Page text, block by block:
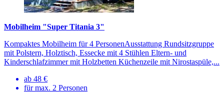
Mobilheim "Super Titania 3"
Kompaktes Mobilheim für 4 PersonenAusstattung Rundsitzgruppe
mit Polstern, Holztisch, Essecke mit 4 Stühlen Eltern- und
Kinderschlafzimmer mit Holzbetten Küchenzeile mit Nirostaspüle,...
ab 48 €
für max. 2 Personen